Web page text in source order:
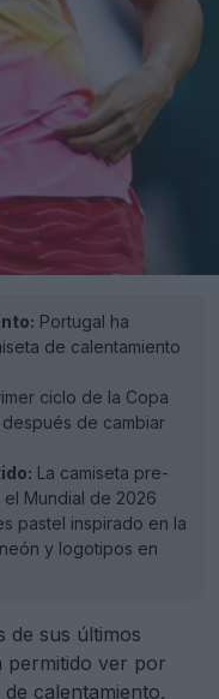
Portugal ha
de calentamiento
ciclo de la Copa
de cambiar
La camiseta pre-
Mundial de 2026
pastel inspirado en la
y logotipos en
de sus últimos
permitido ver por
calentamiento,